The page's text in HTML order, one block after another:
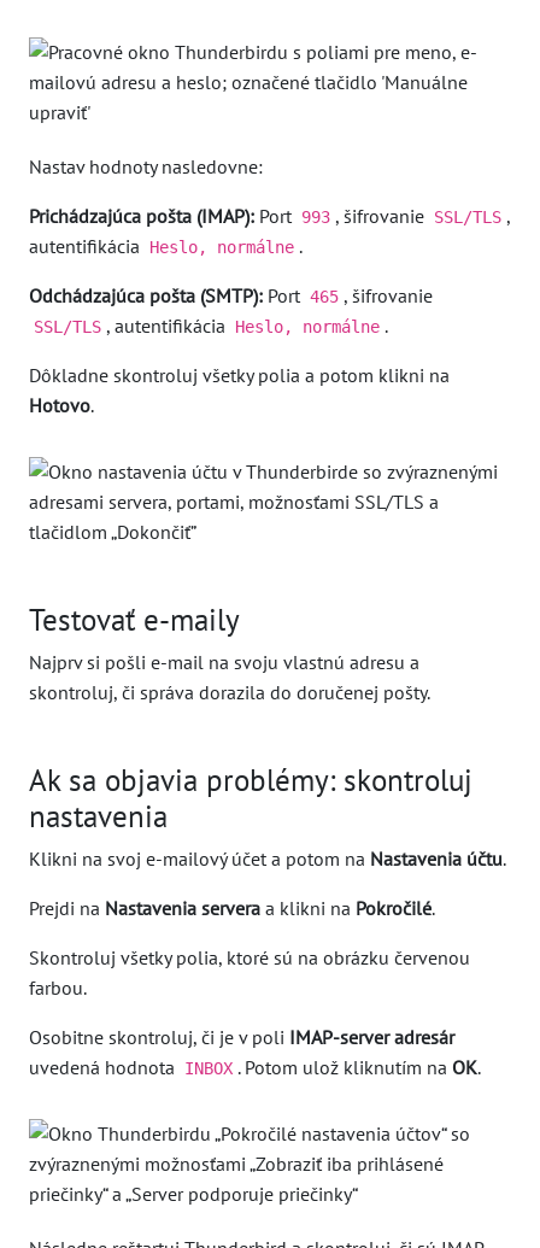
Nastav hodnoty nasledovne:
Prichádzajúca pošta (IMAP): Port 993 , šifrovanie SSL/TLS ,
autentifikácia
Heslo, normálne .
Odchádzajúca pošta (SMTP): Port 465 , šifrovanie
SSL/TLS , autentifikácia Heslo, normálne .
Dôkladne skontroluj všetky polia a potom klikni na
Hotovo.
Testovať e-maily
Najprv si pošli e-mail na svoju vlastnú adresu a
skontroluj, či správa dorazila do doručenej pošty.
Ak sa objavia problémy: skontroluj
nastavenia
Klikni na svoj e-mailový účet a potom na Nastavenia účtu.
Prejdi na Nastavenia servera a klikni na Pokročilé.
Skontroluj všetky polia, ktoré sú na obrázku červenou
farbou.
Osobitne skontroluj, či je v poli IMAP-server adresár
uvedená hodnota
INBOX . Potom ulož kliknutím na OK.